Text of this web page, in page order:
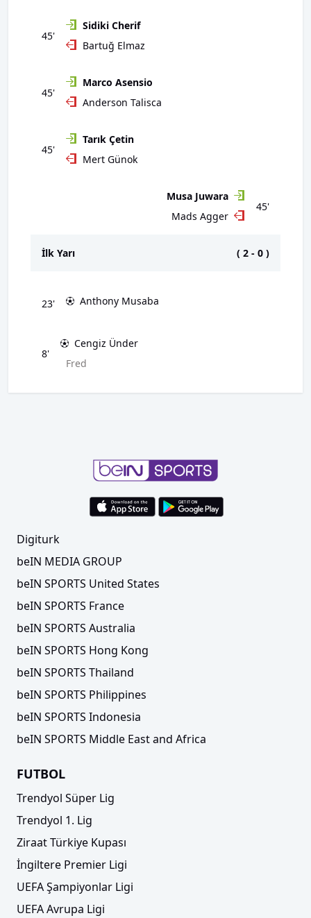
45'
Sidiki Cherif
Bartuğ Elmaz
45'
Marco Asensio
Anderson Talisca
45'
Tarık Çetin
Mert Günok
45'
Musa Juwara
Mads Agger
İlk Yarı ( 2 - 0 )
23' Anthony Musaba
8'
Cengiz Ünder
Fred
Digiturk
beIN MEDIA GROUP
beIN SPORTS United States
beIN SPORTS France
beIN SPORTS Australia
beIN SPORTS Hong Kong
beIN SPORTS Thailand
beIN SPORTS Philippines
beIN SPORTS Indonesia
beIN SPORTS Middle East and Africa
FUTBOL
Trendyol Süper Lig
Trendyol 1. Lig
Ziraat Türkiye Kupası
İngiltere Premier Ligi
UEFA Şampiyonlar Ligi
UEFA Avrupa Ligi